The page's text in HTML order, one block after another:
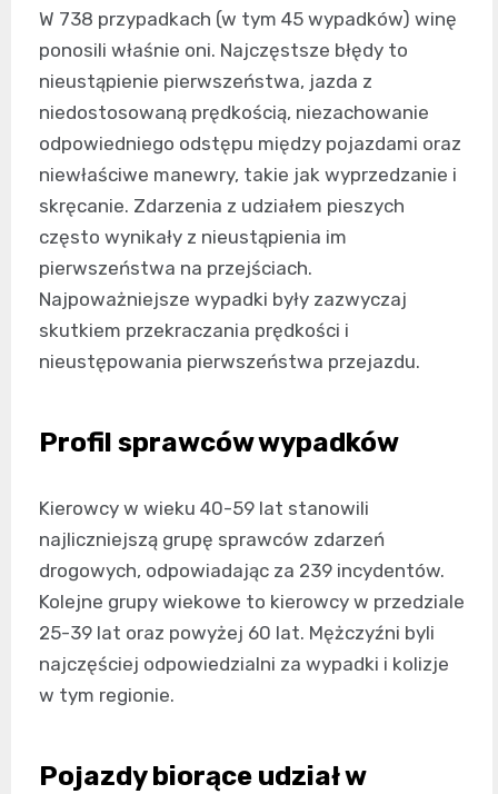
W 738 przypadkach (w tym 45 wypadków) winę
ponosili właśnie oni. Najczęstsze błędy to
nieustąpienie pierwszeństwa, jazda z
niedostosowaną prędkością, niezachowanie
odpowiedniego odstępu między pojazdami oraz
niewłaściwe manewry, takie jak wyprzedzanie i
skręcanie. Zdarzenia z udziałem pieszych
często wynikały z nieustąpienia im
pierwszeństwa na przejściach.
Najpoważniejsze wypadki były zazwyczaj
skutkiem przekraczania prędkości i
nieustępowania pierwszeństwa przejazdu.
Profil sprawców wypadków
Kierowcy w wieku 40-59 lat stanowili
najliczniejszą grupę sprawców zdarzeń
drogowych, odpowiadając za 239 incydentów.
Kolejne grupy wiekowe to kierowcy w przedziale
25-39 lat oraz powyżej 60 lat. Mężczyźni byli
najczęściej odpowiedzialni za wypadki i kolizje
w tym regionie.
Pojazdy biorące udział w